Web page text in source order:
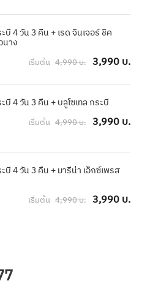
บี่ 4 วัน 3 คืน + เรด จินเจอร์ ชิค
นาง
เริ่มต้น 4,990 บ. 3,990 บ.
บี่ 4 วัน 3 คืน + บลูโซเทล กระบี่
เริ่มต้น 4,990 บ. 3,990 บ.
บี่ 4 วัน 3 คืน + มารีน่า เอ็กซ์เพรส
เริ่มต้น 4,990 บ. 3,990 บ.